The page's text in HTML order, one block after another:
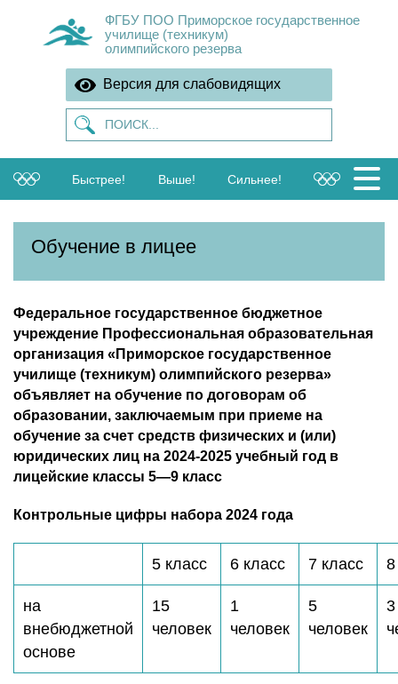
ФГБУ ПОО Приморское государственное
училище (техникум)
олимпийского резерва
Версия для слабовидящих
Быстрее! Выше! Сильнее!
Обучение в лицее
Федеральное государственное бюджетное
учреждение Профессиональная образовательная
организация «Приморское государственное
училище (техникум) олимпийского резерва»
объявляет на обучение по договорам об
образовании, заключаемым при приеме на
обучение за счет средств физических и (или)
юридических лиц на 2024-2025 учебный год в
лицейские классы 5—9 класс
Контрольные цифры набора 2024 года
5 класс 6 класс 7 класс 8
на
внебюджетной
основе
15
человек
1
человек
5
человек
3